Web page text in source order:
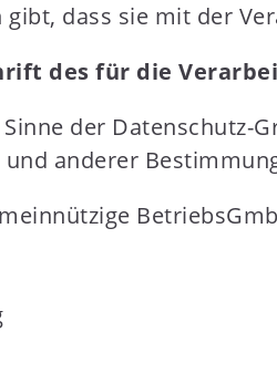
gibt, dass sie mit der
des für die
der Datenschutz-
und anderer